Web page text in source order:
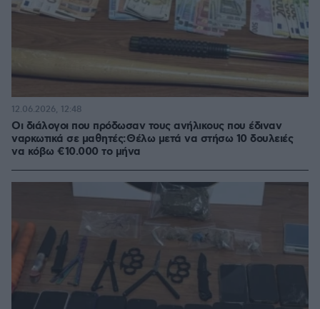
Οι διάλογοι που πρόδωσαν τους ανήλικους που έδιναν
ναρκωτικά σε μαθητές: Θέλω μετά να στήσω 10 δουλειές
να κόβω €10.000 το μήνα
12.06.2026, 12:48